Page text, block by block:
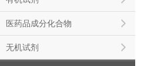
医药品成分化合物
无机试剂